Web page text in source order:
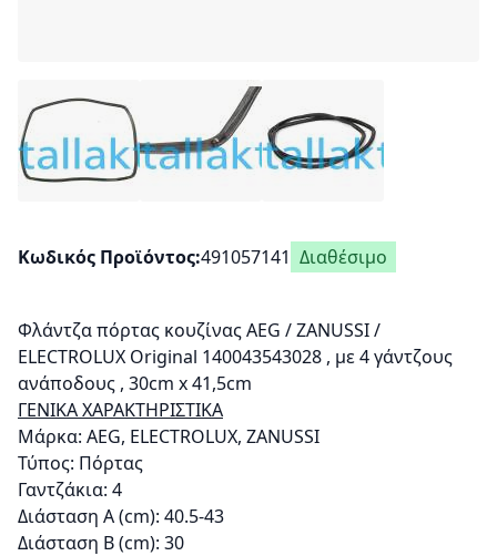
Κωδικός Προϊόντος 491057141 Διαθέσιμο
Φλάντζα πόρτας κουζίνας AEG / ZANUSSI /
ELECTROLUX Original 140043543028 , με 4 γάντζους
ανάποδους , 30cm x 41,5cm
ΓΕΝΙΚΑ ΧΑΡΑΚΤΗΡΙΣΤΙΚΑ
Μάρκα: AEG, ELECTROLUX, ZANUSSI
Τύπος: Πόρτας
Γαντζάκια: 4
Διάσταση Α (cm): 40.5-43
Διάσταση Β (cm): 30